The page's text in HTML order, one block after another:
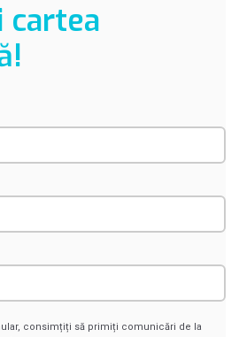
consimțiți să primiți comunicări de la